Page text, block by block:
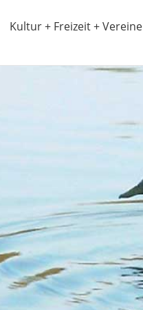
Kultur + Freizeit + Vereine